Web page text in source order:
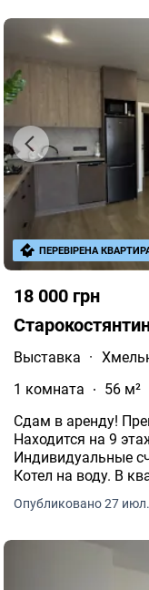
18 000 грн
Выставка ·
1 комната
56 м²
Сдам в аренду! Прекрасный
Находится на 9 этаже.
Индивидуальные
Котел на воду. В
вашим услугам.
Опубликовано 27 июл.
ПЕРЕВІРЕНА